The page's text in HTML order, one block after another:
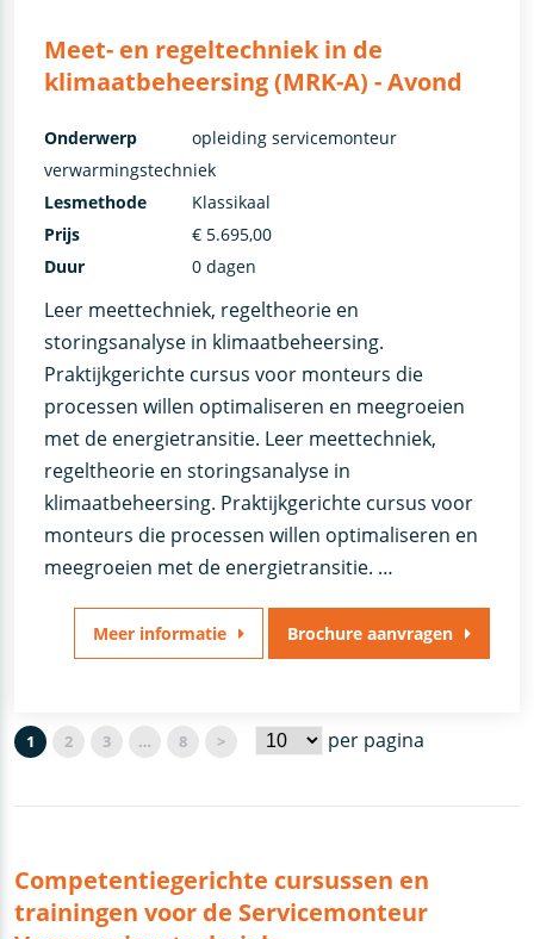
Meet- en regeltechniek in de
klimaatbeheersing (MRK-A) - Avond
Leer meettechniek, regeltheorie en
storingsanalyse in klimaatbeheersing.
Praktijkgerichte cursus voor monteurs die
processen willen optimaliseren en meegroeien
met de energietransitie. Leer meettechniek,
regeltheorie en storingsanalyse in
klimaatbeheersing. Praktijkgerichte cursus voor
monteurs die processen willen optimaliseren en
meegroeien met de energietransitie. …
Onderwerp
opleiding servicemonteur
verwarmingstechniek
Lesmethode
Klassikaal
Prijs
€ 5.695,00
Duur
0 dagen
Meer informatie Brochure aanvragen
1 2 3 … 8 > per pagina
Competentiegerichte cursussen en
trainingen voor de Servicemonteur